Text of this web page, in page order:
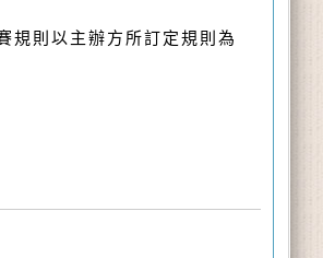
則以主辦方所訂定規則為